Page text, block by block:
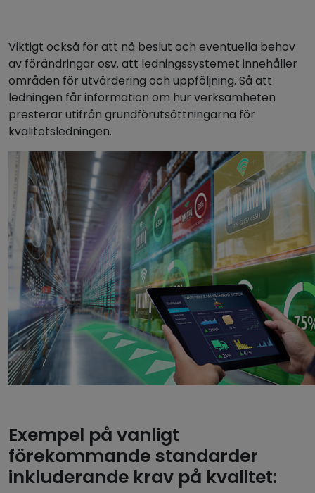
Viktigt också för att nå beslut och eventuella behov
av förändringar osv. att ledningssystemet innehåller
områden för utvärdering och uppföljning. Så att
ledningen får information om hur verksamheten
presterar utifrån grundförutsättningarna för
kvalitetsledningen.
Exempel på vanligt
förekommande standarder
inkluderande krav på kvalitet: